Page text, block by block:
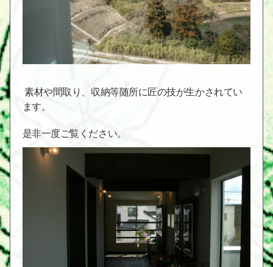
素材や間取り、収納等随所に匠の技が生かされてい
ます。
是非一度ご覧ください。